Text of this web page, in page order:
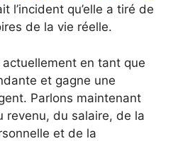
l’incident qu’elle a tiré de
de la vie réelle.
en tant que
et gagne une
Parlons maintenant
revenu, du salaire, de la
et de la